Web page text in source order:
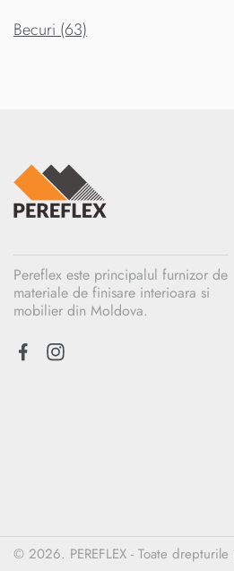
Becuri (63)
Pereflex este principalul furnizor de
materiale de finisare interioara si
mobilier din Moldova.
© 2026. PEREFLEX - Toate drepturile